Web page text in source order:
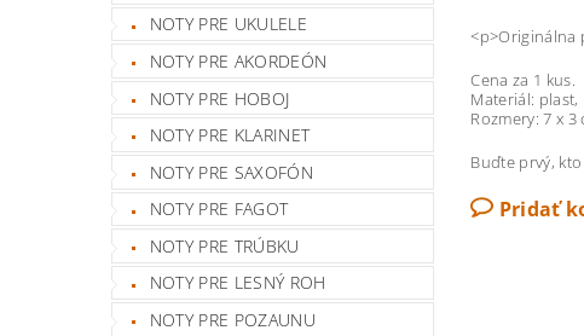
NOTY PRE UKULELE
NOTY PRE AKORDEÓN
NOTY PRE HOBOJ
NOTY PRE KLARINET
NOTY PRE SAXOFÓN
NOTY PRE FAGOT
NOTY PRE TRÚBKU
NOTY PRE LESNÝ ROH
NOTY PRE POZAUNU
<p>Originálna
Cena za 1 kus.
Materiál:
Rozmery: 7 x
Buďte prvý,
Pridať